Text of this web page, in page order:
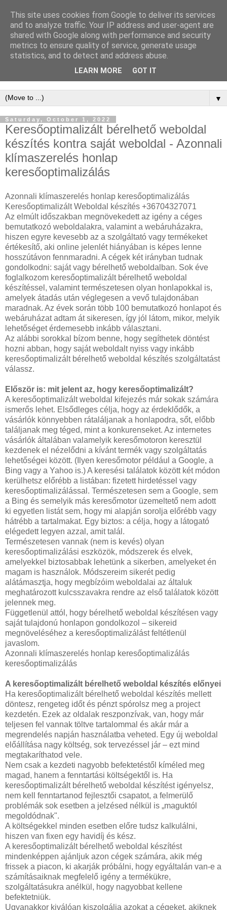
WordPress
Keresőoptimalizálás -
WordPress SEO
▼
Saturday, October 1, 2022
Keresőoptimalizált bérelhető weboldal
készítés kontra saját weboldal - Azonnali
klímaszerelés honlap
keresőoptimalizálás
Azonnali klímaszerelés honlap keresőoptimalizálás
Keresőoptimalizált Weboldal készítés +36704327071
Az elmúlt időszakban megnövekedett az igény a céges
bemutatkozó weboldalakra, valamint a webáruházakra,
hiszen egyre kevesebb az a szolgáltató vagy termékeket
értékesítő, aki online jelenlét hiányában is képes lenne
hosszútávon fennmaradni. A cégek két irányban tudnak
gondolkodni: saját vagy bérelhető weboldalban. Sok éve
foglalkozom keresőoptimalizált bérelhető weboldal
készítéssel, valamint természetesen olyan honlapokkal is,
amelyek átadás után véglegesen a vevő tulajdonában
maradnak. Az évek során több 100 bemutatkozó honlapot és
webáruházat adtam át sikeresen, így jól látom, mikor, melyik
lehetőséget érdemesebb inkább választani.
Az alábbi sorokkal bízom benne, hogy segíthetek döntést
hozni abban, hogy saját weboldalt nyiss vagy inkább
keresőoptimalizált bérelhető weboldal készítés szolgáltatást
válassz.
Először is: mit jelent az, hogy keresőoptimalizált?
A keresőoptimalizált weboldal kifejezés már sokak számára
ismerős lehet. Elsődleges célja, hogy az érdeklődők, a
vásárlók könnyebben rátaláljanak a honlapodra, sőt, előbb
találjanak meg téged, mint a konkurenseket. Az internetes
vásárlók általában valamelyik keresőmotoron keresztül
kezdenek el nézelődni a kívánt termék vagy szolgáltatás
lehetőségei között. (Ilyen keresőmotor például a Google, a
Bing vagy a Yahoo is.) A keresési találatok között két módon
kerülhetsz előrébb a listában: fizetett hirdetéssel vagy
keresőoptimalizálással. Természetesen sem a Google, sem
a Bing és semelyik más keresőmotor üzemeltető nem adott
ki egyetlen listát sem, hogy mi alapján sorolja előrébb vagy
hátrébb a tartalmakat. Egy biztos: a célja, hogy a látogató
elégedett legyen azzal, amit talál.
Természetesen vannak (nem is kevés) olyan
keresőoptimalizálási eszközök, módszerek és elvek,
amelyekkel biztosabbak lehetünk a sikerben, amelyeket én
magam is használok. Módszereim sikerét pedig
alátámasztja, hogy megbízóim weboldalai az általuk
meghatározott kulcsszavakra rendre az első találatok között
jelennek meg.
Függetlenül attól, hogy bérelhető weboldal készítésen vagy
saját tulajdonú honlapon gondolkozol – sikereid
megnöveléséhez a keresőoptimalizálást feltétlenül
javaslom.
Azonnali klímaszerelés honlap keresőoptimalizálás
keresőoptimalizálás
A keresőoptimalizált bérelhető weboldal készítés előnyei
Ha keresőoptimalizált bérelhető weboldal készítés mellett
döntesz, rengeteg időt és pénzt spórolsz meg a project
kezdetén. Ezek az oldalak reszponzívak, van, hogy már
teljesen fel vannak töltve tartalommal és akár már a
megrendelés napján használatba veheted. Egy új weboldal
előállítása nagy költség, sok tervezéssel jár – ezt mind
megtakaríthatod vele.
Nem csak a kezdeti nagyobb befektetéstől kíméled meg
magad, hanem a fenntartási költségektől is. Ha
keresőoptimalizált bérelhető weboldal készítést igényelsz,
nem kell fenntartanod fejlesztői csapatot, a felmerülő
problémák sok esetben a jelzésed nélkül is „maguktól
megoldódnak".
A költségekkel minden esetben előre tudsz kalkulálni,
hiszen van fixen egy havidíj és kész.
A keresőoptimalizált bérelhető weboldal készítést
mindenképpen ajánljuk azon cégek számára, akik még
frissek a piacon, ki akarják próbálni, hogy egyáltalán van-e a
számításaiknak megfelelő igény a termékükre,
szolgáltatásukra anélkül, hogy nagyobbat kellene
befektetniük.
Ugyanakkor kiválóan kiszolgálja azokat a cégeket, akiknek
This site uses cookies from Google to deliver its services
and to analyze traffic. Your IP address and user-agent are
shared with Google along with performance and security
metrics to ensure quality of service, generate usage
statistics, and to detect and address abuse.
LEARN MORE GOT IT